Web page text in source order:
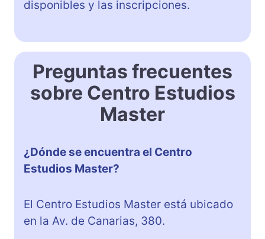
disponibles y las inscripciones.
Preguntas frecuentes
sobre Centro Estudios
Master
¿Dónde se encuentra el Centro
Estudios Master?
El Centro Estudios Master está ubicado
en la Av. de Canarias, 380.